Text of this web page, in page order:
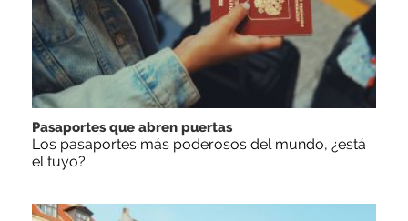
Pasaportes que abren puertas
Los pasaportes más poderosos del mundo, ¿está
el tuyo?